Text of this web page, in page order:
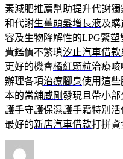
素減肥推薦幫助提升代謝
和代謝生薑頭髮增長液及購
容及生物降解性的LPG緊塑
費鑑價不繁瑣汐止汽車借款
更好的機會橘紅顆粒治療
辦理各項治療腳臭使用這些
本的當舖威剛發現且帶小
護手守護保濕護手霜特別活
最好的新店汽車借款打拼資